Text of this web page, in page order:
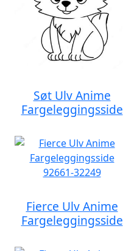
Søt Ulv Anime
Fargeleggingsside
Fierce Ulv Anime
Fargeleggingsside